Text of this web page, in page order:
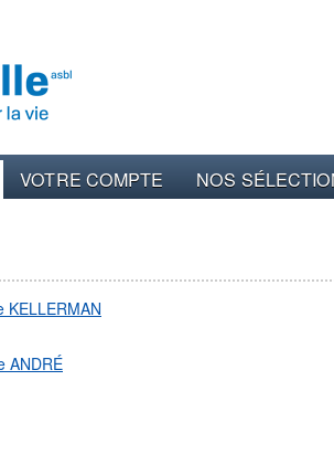
VOTRE COMPTE NOS
KELLERMAN
ANDRÉ